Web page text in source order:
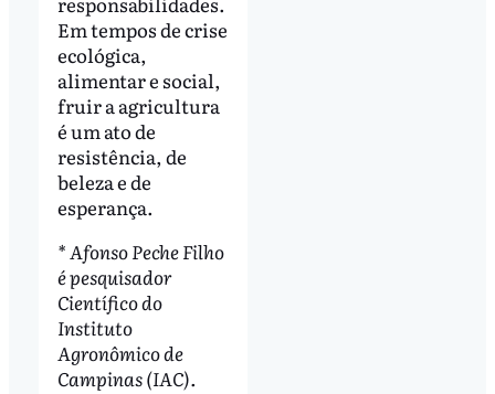
Em tempos de crise
ecológica,
alimentar e social,
fruir a agricultura
é um ato de
resistência, de
beleza e de
esperança.
* Afonso Peche Filho
é pesquisador
Científico do
Instituto
Agronômico de
Campinas (IAC).